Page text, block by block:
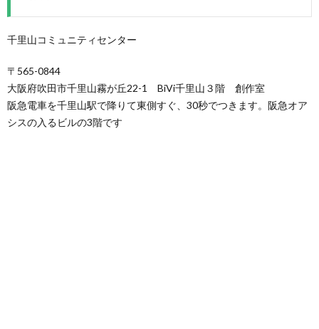
千里山コミュニティセンター
〒565-0844
大阪府吹田市千里山霧が丘22-1 BiVi千里山３階 創作室
阪急電車を千里山駅で降りて東側すぐ、30秒でつきます。阪急オア
シスの入るビルの3階です